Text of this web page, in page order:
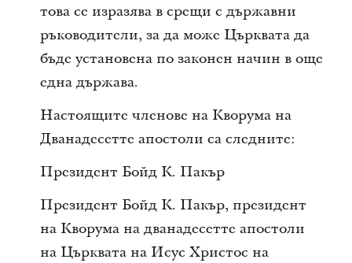
това се изразява в срещи с държавни
ръководители, за да може Църквата да
бъде установена по законен начин в още
една държава.
Настоящите членове на Кворума на
Дванадесетте апостоли са следните:
Президент Бойд К. Пакър
Президент Бойд К. Пакър, президент
на Кворума на дванадесетте апостоли
на Църквата на Исус Христос на